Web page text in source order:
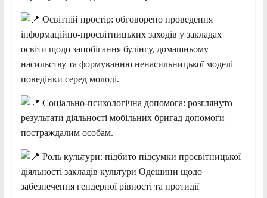
Освітній простір: обговорено проведення
інформаційно-просвітницьких заходів у закладах
освіти щодо запобігання булінгу, домашньому
насильству та формуванню ненасильницької моделі
поведінки серед молоді.
Соціально-психологічна допомога: розглянуто
результати діяльності мобільних бригад допомоги
постраждалим особам.
Роль культури: підбито підсумки просвітницької
діяльності закладів культури Одещини щодо
забезпечення гендерної рівності та протидії